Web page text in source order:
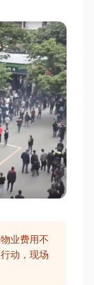
业费用不
动，现场